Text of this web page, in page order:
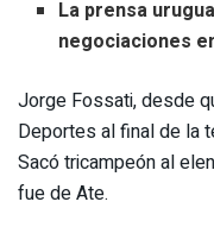
La prensa
negociaciones
Jorge Fossati, desde
Deportes al final de la
Sacó tricampeón al
fue de Ate.